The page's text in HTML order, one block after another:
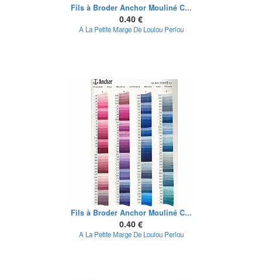
Fils à Broder Anchor Mouliné C...
0.40 €
A La Petite Marge De Loulou Perlou
Fils à Broder Anchor Mouliné C...
0.40 €
A La Petite Marge De Loulou Perlou